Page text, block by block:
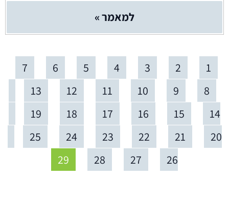
למאמר »
1
2
3
4
5
6
7
8
9
10
11
12
13
14
15
16
17
18
19
20
21
22
23
24
25
26
27
28
29